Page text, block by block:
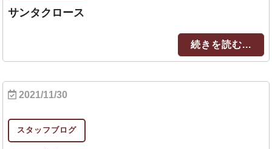
サンタクロース
続きを読む...
2021/11/30
スタッフブログ